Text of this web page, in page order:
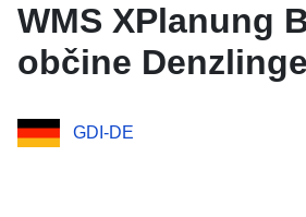
WMS XPlanung
občine
GDI-DE